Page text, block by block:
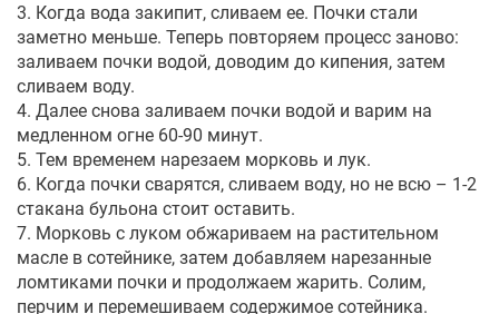
3. Когда вода закипит, сливаем ее. Почки стали
заметно меньше. Теперь повторяем процесс заново:
заливаем почки водой, доводим до кипения, затем
сливаем воду.
4. Далее снова заливаем почки водой и варим на
медленном огне 60-90 минут.
5. Тем временем нарезаем морковь и лук.
6. Когда почки сварятся, сливаем воду, но не всю – 1-2
стакана бульона стоит оставить.
7. Морковь с луком обжариваем на растительном
масле в сотейнике, затем добавляем нарезанные
ломтиками почки и продолжаем жарить. Солим,
перчим и перемешиваем содержимое сотейника.